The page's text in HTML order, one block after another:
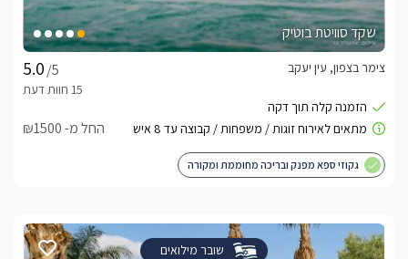
שקד סוויטת בוטיק
/5
צימר בצפון, עין יעקב
החל מ- ₪1500
גקוזי ספא מפנק ובריכה מחוממת ומקורה
שובר מילואים